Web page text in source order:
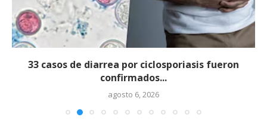
33 casos de diarrea por ciclosporiasis fueron
confirmados...
agosto 6, 2026